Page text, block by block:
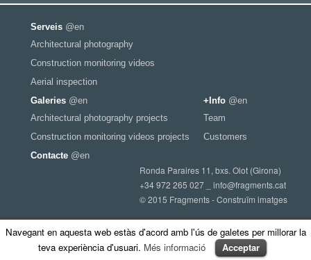
Serveis@en
Architectural photography
Construction monitoring videos
Aerial inspection
Galeries@en
Architectural photography projects
Construction monitoring videos projects
+Info@en
Team
Customers
Contacte@en
Ronda Paraires 11, bxs. Olot (Girona)
+34 972 265 027 _info@fragments.cat
© 2015 Fragments - Construïm imatges
Navegant en aquesta web estàs d'acord amb l'ús de galetes per millorar la
teva experiència d'usuari. Més informació Acceptar